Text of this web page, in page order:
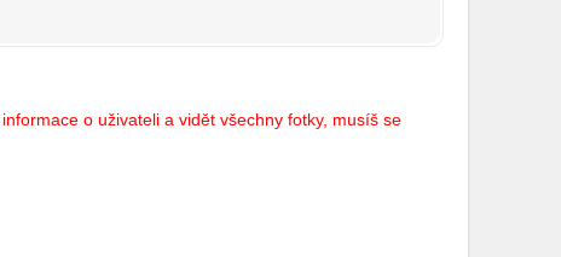
o uživateli a vidět všechny fotky, musíš se